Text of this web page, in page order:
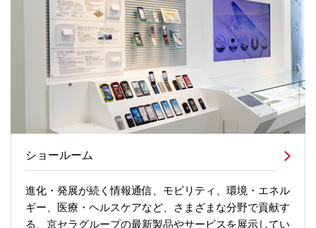
ショールーム
進化・発展が続く情報通信、モビリティ、環境・エネル
ギー、医療・ヘルスケアなど、さまざまな分野で貢献す
る、京セラグループの最新製品やサービスを展示してい